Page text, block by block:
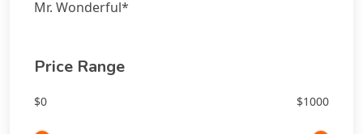
Mr. Wonderful*
Price Range
$0 $1000